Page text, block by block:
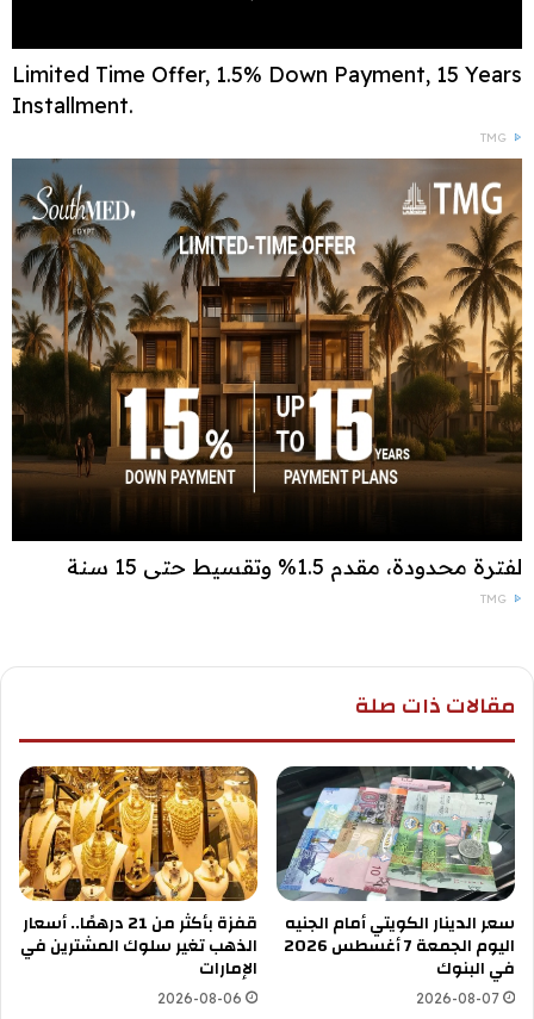
Limited Time Offer, 1.5% Down Payment, 15 Years
Installment.
TMG
لفترة محدودة، مقدم 1.5% وتقسيط حتى 15 سنة
TMG
مقالات ذات صلة
سعر الدينار الكويتي أمام الجنيه
اليوم الجمعة 7 أغسطس 2026
في البنوك
2026-08-07
قفزة بأكثر من 21 درهمًا.. أسعار
الذهب تغير سلوك المشترين في
الإمارات
2026-08-06